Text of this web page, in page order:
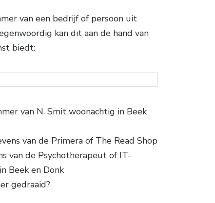
van een bedrijf of persoon uit
kan dit aan de hand van
biedt:
van N. Smit woonachtig in Beek
van de Primera of The Read Shop
van de Psychotherapeut of IT-
Beek en Donk
gedraaid?